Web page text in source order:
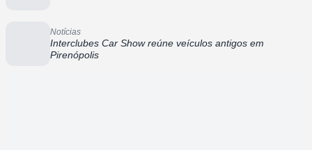
Notícias
Interclubes Car Show reúne veículos antigos em
Pirenópolis